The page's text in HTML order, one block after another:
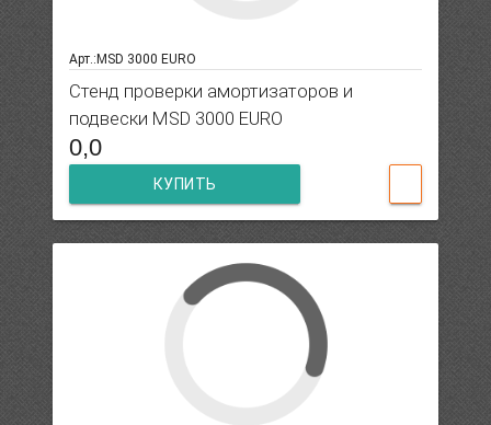
Арт.:MSD 3000 EURO
Стенд проверки амортизаторов и
подвески MSD 3000 EURO
0,0
КУПИТЬ